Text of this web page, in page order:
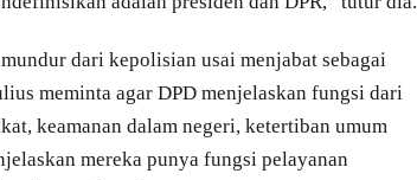
dari kepolisian usai menjabat sebagai
meminta agar DPD menjelaskan fungsi dari
keamanan dalam negeri, ketertiban umum
mereka punya fungsi pelayanan